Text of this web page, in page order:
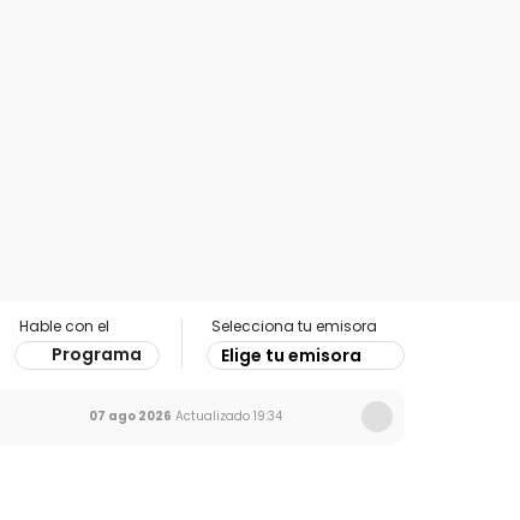
Hable con el
Programa
Selecciona tu emisora
Elige tu emisora
07 ago 2026 Actualizado 19:34